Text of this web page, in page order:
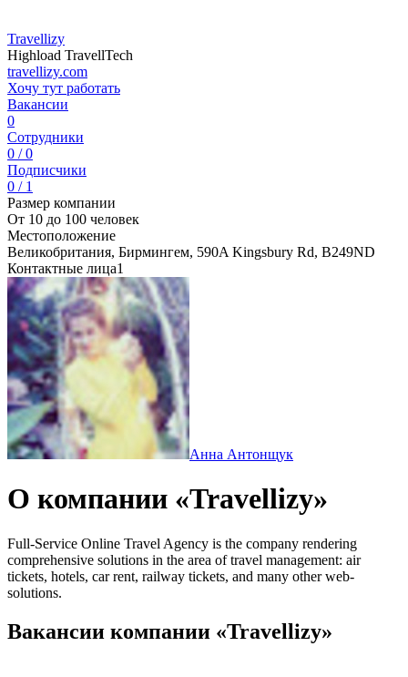
Travellizy
Highload TravellTech
travellizy.com
Хочу тут работать
Вакансии
0
Сотрудники
0 / 0
Подписчики
0 / 1
Размер компании
От 10 до 100 человек
Местоположение
Великобритания, Бирмингем, 590A Kingsbury Rd, B249ND
Контактные лица1
Анна Антонщук
О компании «Travellizy»
Full-Service Online Travel Agency is the company rendering
comprehensive solutions in the area of travel management: air
tickets, hotels, car rent, railway tickets, and many other web-
solutions.
Вакансии компании «Travellizy»